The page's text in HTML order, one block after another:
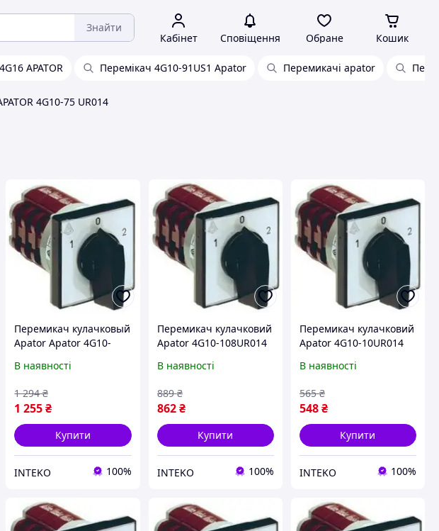
Знайти
Кабінет Сповіщення Обране Кошик
APATOR Перемікач 4G10-91US1 Apator Перемикачі apator
4G10-75 UR014
Перемикач кулачковый
Apator Apator 4G10-
В наявності
1 255₴
1 294 ₴
Купити
INTEKO 100%
Перемикач кулачковий
Apator 4G10-108UR014
В наявності
862 ₴
889 ₴
Купити
INTEKO 100%
Перемикач кулачковий
Apator 4G10-10UR014
В наявності
548₴
565 ₴
Купити
INTEKO 100%